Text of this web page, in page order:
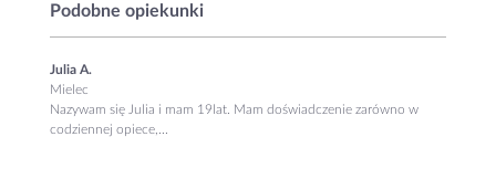
Podobne opiekunki
Julia A.
Mielec
Nazywam się Julia i mam 19lat. Mam doświadczenie zarówno w
codziennej opiece,...